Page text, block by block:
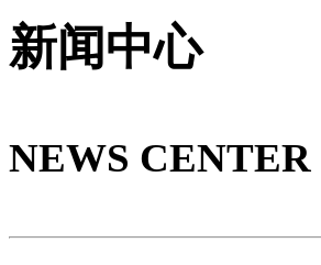
新闻中心
NEWS CENTER